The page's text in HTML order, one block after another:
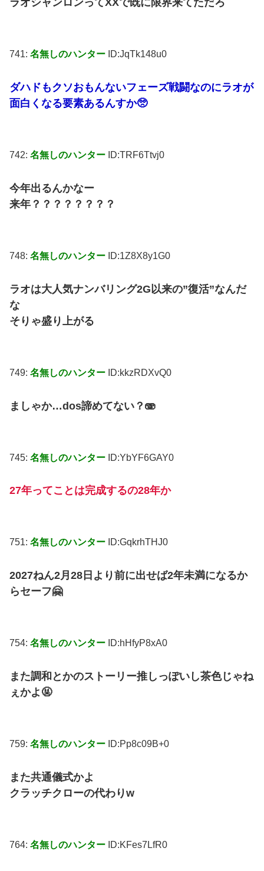
ラオシャンロンってXXで既に限界来てただろ
741: 名無しのハンター ID:JqTk148u0
ダハドもクソおもんないフェーズ戦闘なのにラオが
面白くなる要素あるんすか🥺
742: 名無しのハンター ID:TRF6Ttvj0
今年出るんかなー
来年？？？？？？？？
748: 名無しのハンター ID:1Z8X8y1G0
ラオは大人気ナンバリング2G以来の”復活”なんだ
な
そりゃ盛り上がる
749: 名無しのハンター ID:kkzRDXvQ0
ましゃか…dos諦めてない？🫨
745: 名無しのハンター ID:YbYF6GAY0
27年ってことは完成するの28年か
751: 名無しのハンター ID:GqkrhTHJ0
2027ねん2月28日より前に出せば2年未満になるか
らセーフ🤗
754: 名無しのハンター ID:hHfyP8xA0
また調和とかのストーリー推しっぽいし茶色じゃね
ぇかよ🤬
759: 名無しのハンター ID:Pp8c09B+0
また共通儀式かよ
クラッチクローの代わりw
764: 名無しのハンター ID:KFes7LfR0